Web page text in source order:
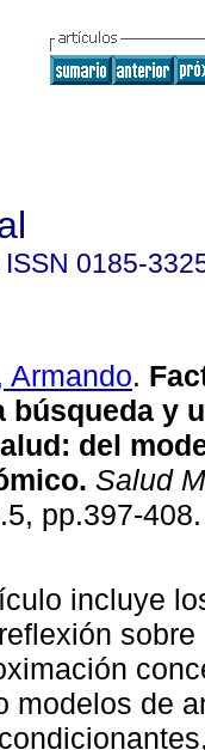
ISSN 0185-
Armando.
búsqueda y
: del
. Salud
pp.397-
incluye
sobre
modelos de